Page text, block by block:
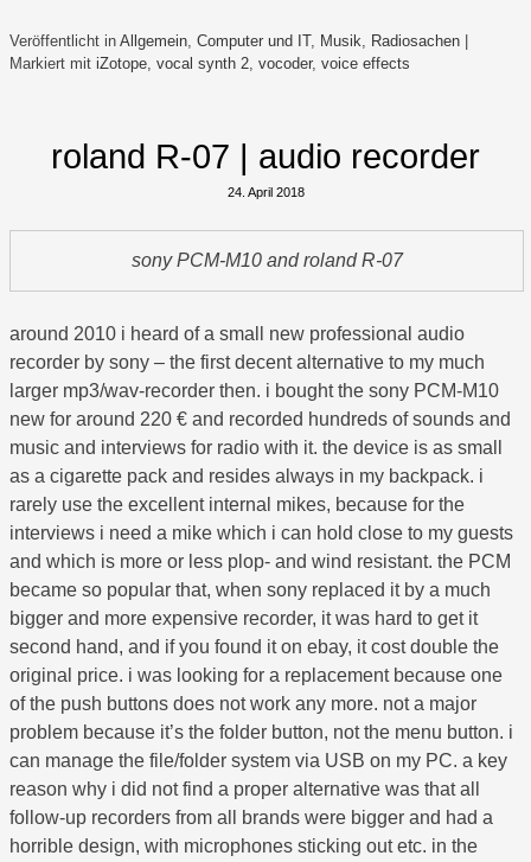
Veröffentlicht in Allgemein, Computer und IT, Musik, Radiosachen
Markiert mit iZotope, vocal synth 2, vocoder, voice effects
roland R-07 | audio recorder
24. April 2018
sony PCM-M10 and roland R-07
around 2010 i heard of a small new professional audio
recorder by sony – the first decent alternative to my much
larger mp3/wav-recorder then. i bought the sony PCM-M10
new for around 220 € and recorded hundreds of sounds and
music and interviews for radio with it. the device is as small
as a cigarette pack and resides always in my backpack. i
rarely use the excellent internal mikes, because for the
interviews i need a mike which i can hold close to my guests
and which is more or less plop- and wind resistant. the PCM
became so popular that, when sony replaced it by a much
bigger and more expensive recorder, it was hard to get it
second hand, and if you found it on ebay, it cost double the
original price. i was looking for a replacement because one
of the push buttons does not work any more. not a major
problem because it’s the folder button, not the menu button. i
can manage the file/folder system via USB on my PC. a key
reason why i did not find a proper alternative was that all
follow-up recorders from all brands were bigger and had a
horrible design, with microphones sticking out etc. in the